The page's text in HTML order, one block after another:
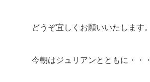
どうぞ宜しくお願いいたします。
今朝はジュリアンとともに・・・